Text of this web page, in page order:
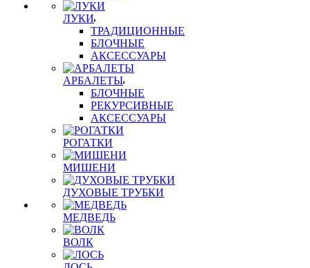
ЛУКИ
ТРАДИЦИОННЫЕ
БЛОЧНЫЕ
АКСЕССУАРЫ
АРБАЛЕТЫ
БЛОЧНЫЕ
РЕКУРСИВНЫЕ
АКСЕССУАРЫ
РОГАТКИ
МИШЕНИ
ДУХОВЫЕ ТРУБКИ
МЕДВЕДЬ
ВОЛК